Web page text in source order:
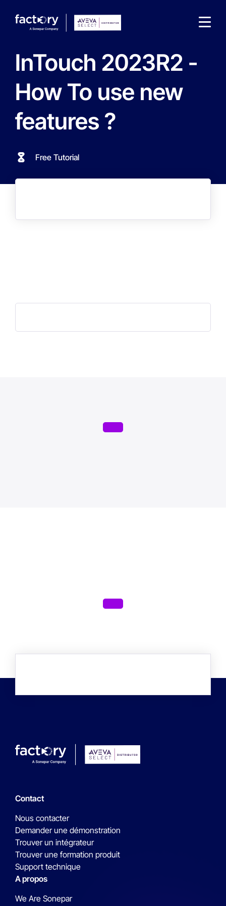
Qu'est-ce que vous cherchez ?
InTouch 2023R2 -
How To use new
features ?
Free Tutorial
Contact
Nous contacter
Demander une démonstration
Trouver un intégrateur
Trouver une formation produit
Support technique
A propos
We Are Sonepar